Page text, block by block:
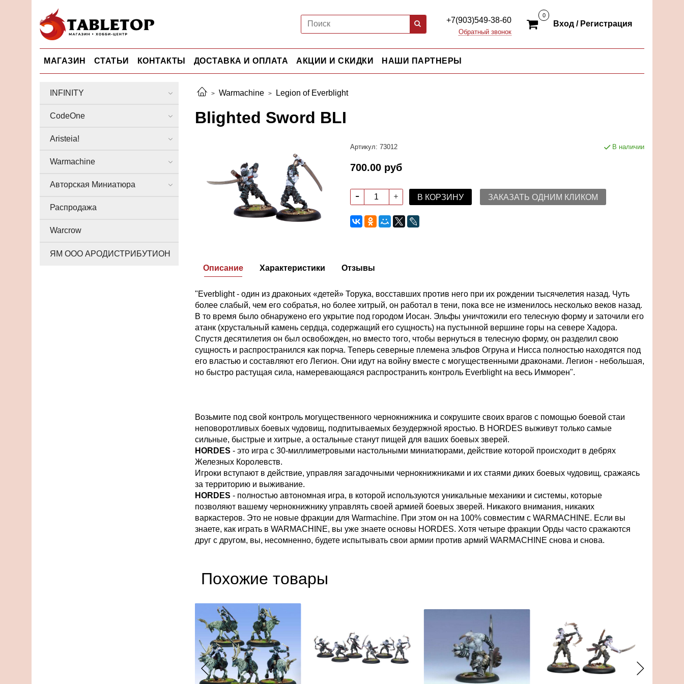
+7(903)549-38-60
Обратный звонок
0
Вход / Регистрация
МАГАЗИН СТАТЬИ КОНТАКТЫ ДОСТАВКА И ОПЛАТА АКЦИИ И СКИДКИ НАШИ ПАРТНЕРЫ
Warmachine Legion of Everblight
Blighted Sword BLI
Артикул: 73012 В наличии
700.00 руб
В КОРЗИНУ ЗАКАЗАТЬ ОДНИМ КЛИКОМ
Описание
"Everblight - один из драконьих «детей» Торука, восставших против него при их рождении тысячелетия назад. Чуть
более слабый, чем его собратья, но более хитрый, он работал в тени, пока все не изменилось несколько веков назад.
В то время было обнаружено его укрытие под городом Иосан. Эльфы уничтожили его телесную форму и заточили его
атанк (хрустальный камень сердца, содержащий его сущность) на пустынной вершине горы на севере Хадора.
Спустя десятилетия он был освобожден, но вместо того, чтобы вернуться в телесную форму, он разделил свою
сущность и распространился как порча. Теперь северные племена эльфов Огруна и Нисса полностью находятся под
его властью и составляют его Легион. Они идут на войну вместе с могущественными драконами. Легион - небольшая,
но быстро растущая сила, намеревающаяся распространить контроль Everblight на весь Имморен".
Возьмите под свой контроль могущественного чернокнижника и сокрушите своих врагов с помощью боевой стаи
неповоротливых боевых чудовищ, подпитываемых безудержной яростью. В HORDES выживут только самые
сильные, быстрые и хитрые, а остальные станут пищей для ваших боевых зверей.
HORDES - это игра с 30-миллиметровыми настольными миниатюрами, действие которой происходит в дебрях
Железных Королевств.
Игроки вступают в действие, управляя загадочными чернокнижниками и их стаями диких боевых чудовищ, сражаясь
за территорию и выживание.
HORDES - полностью автономная игра, в которой используются уникальные механики и системы, которые
позволяют вашему чернокнижнику управлять своей армией боевых зверей. Никакого внимания, никаких
варкастеров. Это не новые фракции для Warmachine. При этом он на 100% совместим с WARMACHINE. Если вы
знаете, как играть в WARMACHINE, вы уже знаете основы HORDES. Хотя четыре фракции Орды часто сражаются
друг с другом, вы, несомненно, будете испытывать свои армии против армий WARMACHINE снова и снова.
Характеристики Отзывы
Похожие товары
INFINITY
CodeOne
Aristeia!
Warmachine
Авторская Миниатюра
Распродажа
Warcrow
ЯМ ООО АРОДИСТРИБУТИОН